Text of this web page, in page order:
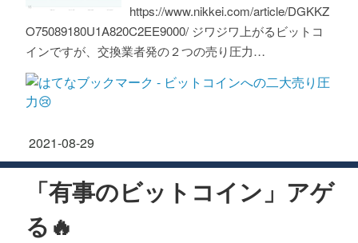
https://www.nikkei.com/article/DGKKZ
O75089180U1A820C2EE9000/ ジワジワ上がるビットコ
インですが、交換業者発の２つの売り圧力…
2021-08-29
「有事のビットコイン」アゲ
る🔥